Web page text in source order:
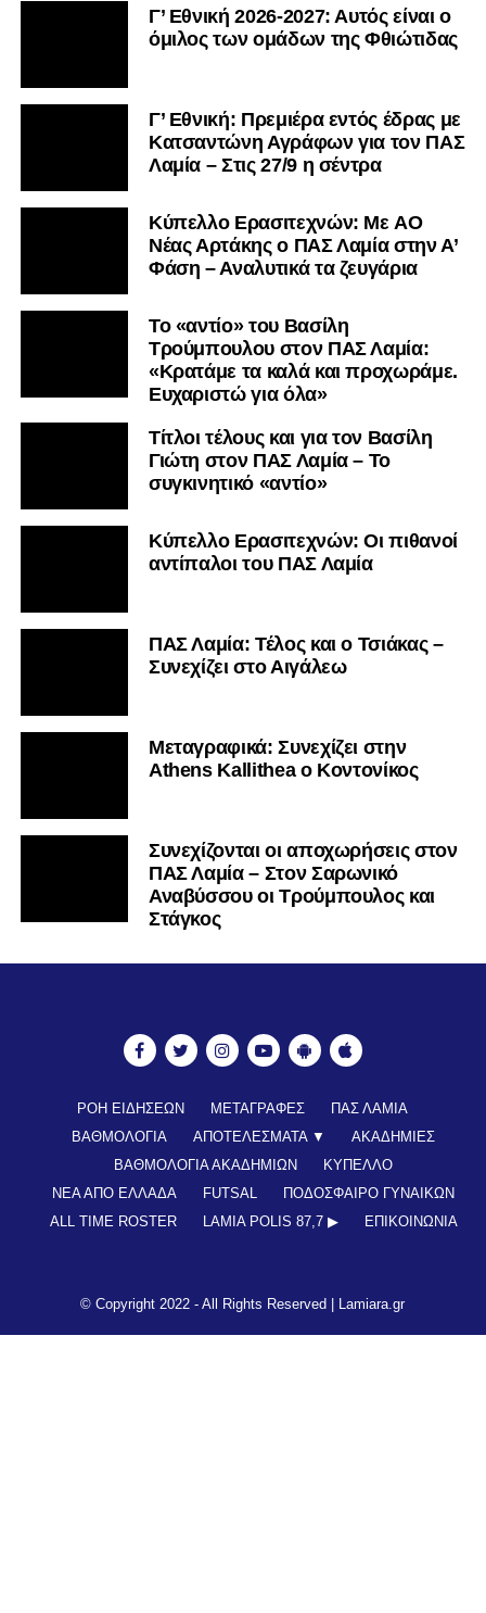
Γ’ Εθνική 2026-2027: Αυτός είναι ο
όμιλος των ομάδων της Φθιώτιδας
Γ’ Εθνική: Πρεμιέρα εντός έδρας με
Κατσαντώνη Αγράφων για τον ΠΑΣ
Λαμία – Στις 27/9 η σέντρα
Kύπελλο Ερασιτεχνών: Με AO
Nέας Αρτάκης ο ΠΑΣ Λαμία στην Α’
Φάση – Αναλυτικά τα ζευγάρια
Το «αντίο» του Βασίλη
Τρούμπουλου στον ΠΑΣ Λαμία:
«Κρατάμε τα καλά και προχωράμε.
Ευχαριστώ για όλα»
Τίτλοι τέλους και για τον Βασίλη
Γιώτη στον ΠΑΣ Λαμία – Το
συγκινητικό «αντίο»
Κύπελλο Ερασιτεχνών: Οι πιθανοί
αντίπαλοι του ΠΑΣ Λαμία
ΠΑΣ Λαμία: Τέλος και ο Τσιάκας –
Συνεχίζει στο Αιγάλεω
Mεταγραφικά: Συνεχίζει στην
Athens Kallithea ο Κοντονίκος
Συνεχίζονται οι αποχωρήσεις στον
ΠΑΣ Λαμία – Στον Σαρωνικό
Αναβύσσου οι Τρούμπουλος και
Στάγκος
ΡΟΗ ΕΙΔΗΣΕΩΝ ΜΕΤΑΓΡΑΦΕΣ
ΠΑΣ ΛΑΜΙΑ
ΒΑΘΜΟΛΟΓΙΑ
ΑΠΟΤΕΛΕΣΜΑΤΑ ▼
ΑΚΑΔΗΜΙΕΣ
ΒΑΘΜΟΛΟΓΙΑ ΑΚΑΔΗΜΙΩΝ
ΚΥΠΕΛΛΟ
ΝΕΑ ΑΠΟ ΕΛΛΑΔΑ
FUTSAL
ΠΟΔΟΣΦΑΙΡΟ ΓΥΝΑΙΚΩΝ
ALL TIME ROSTER
LAMIA POLIS 87,7 ▶︎ ΕΠΙΚΟΙΝΩΝΊΑ
© Copyright 2022 - All Rights Reserved | Lamiara.gr